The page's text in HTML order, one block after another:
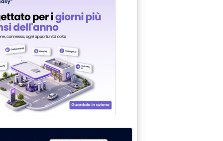
15.31.
. INTANTO SE NE PARLA IL 4 GIUGNO A VIENNA'